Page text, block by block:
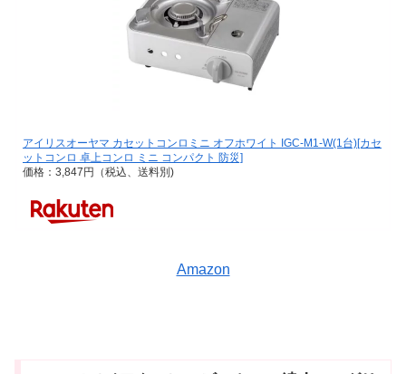
アイリスオーヤマ カセットコンロミニ オフホワイト IGC-M1-W(1台)[カセ
ットコンロ 卓上コンロ ミニ コンパクト 防災]
価格：3,847円（税込、送料別)
Amazon